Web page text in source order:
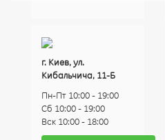
г. Киев, ул.
Кибальчича, 11-Б
Пн-Пт 10:00 - 19:00
Сб 10:00 - 19:00
Вск 10:00 - 18:00